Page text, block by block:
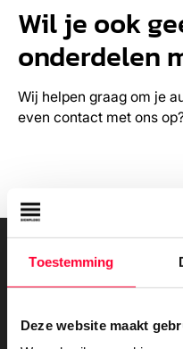
Toestemming
Deze website maakt
Wil je ook
onderdelen
Wij helpen graag om je
even contact met ons